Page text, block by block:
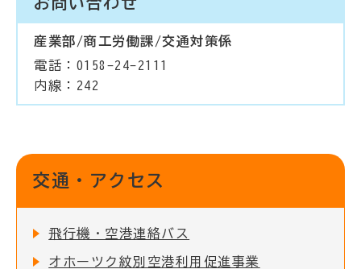
産業部/商工労働課/交通対策係
電話：0158-24-2111
内線：242
交通・アクセス
飛行機・空港連絡バス
オホーツク紋別空港利用促進事業